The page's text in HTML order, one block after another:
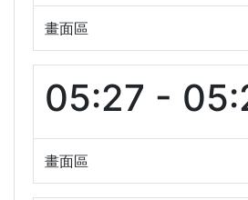
畫面區
05:27 -
畫面區